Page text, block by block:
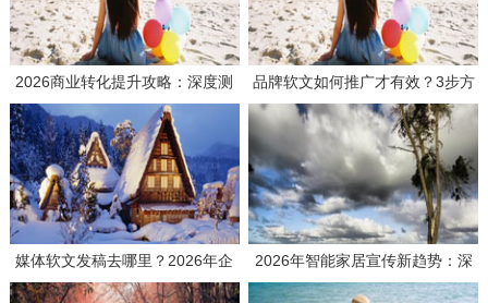
2026商业转化提升攻略：深度测
评如何选择高效媒体发稿供应商
品牌软文如何推广才有效？3步方
案与实战思路分享
媒体软文发稿去哪里？2026年企
业发稿平台选择全攻略与避坑指南
2026年智能家居宣传新趋势：深
度测评主流推广平台，解码品效合